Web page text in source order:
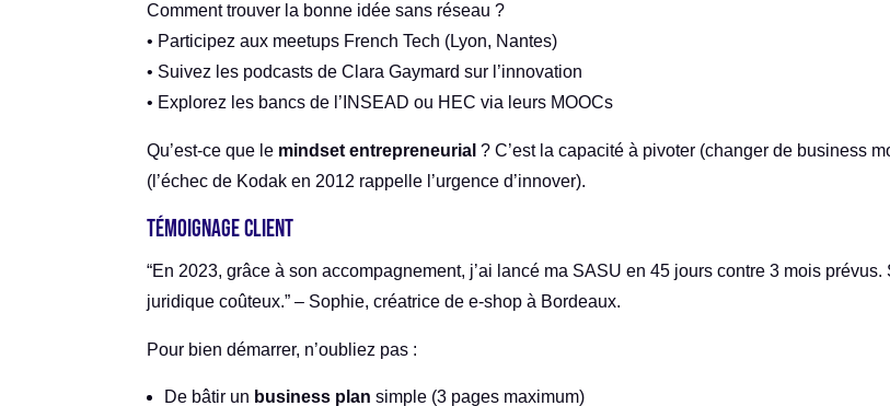
Comment trouver la bonne idée sans réseau ?
• Participez aux meetups French Tech (Lyon, Nantes)
• Suivez les podcasts de Clara Gaymard sur l’innovation
• Explorez les bancs de l’INSEAD ou HEC via leurs MOOCs
Qu’est-ce que le mindset entrepreneurial ? C’est la capacité à pivoter (changer de business
(l’échec de Kodak en 2012 rappelle l’urgence d’innover).
Témoignage client
“En 2023, grâce à son accompagnement, j’ai lancé ma SASU en 45 jours contre 3 mois
juridique coûteux.” – Sophie, créatrice de e-shop à Bordeaux.
Pour bien démarrer, n’oubliez pas :
De bâtir un business plan simple (3 pages maximum)